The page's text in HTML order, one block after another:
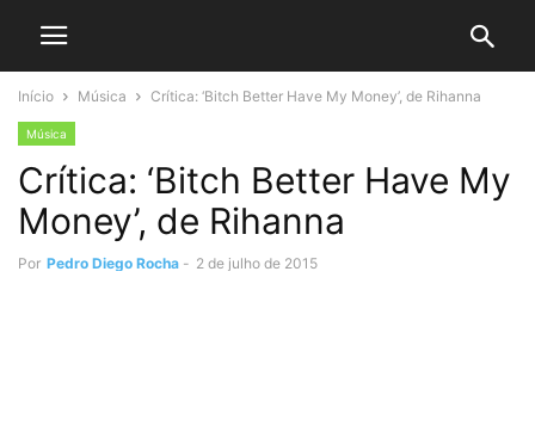
Início Música Crítica: ‘Bitch Better Have My Money’, de Rihanna
Música
Crítica: ‘Bitch Better Have My
Money’, de Rihanna
Por Pedro Diego Rocha - 2 de julho de 2015